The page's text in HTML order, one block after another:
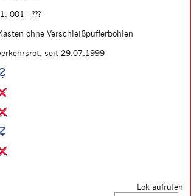
.1: 001 - ???
ohne Verschleißpufferbohlen
seit 29.07.1999
Lok aufrufen